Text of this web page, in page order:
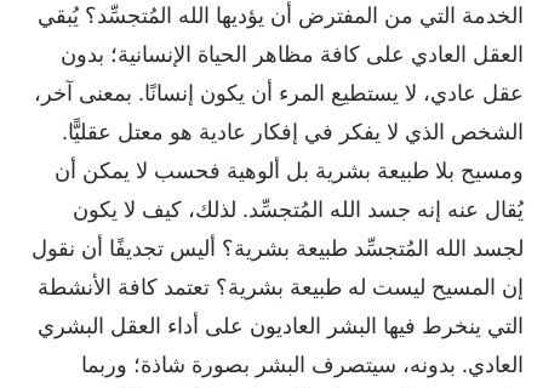
الخدمة التي من المفترض أن يؤديها الله المُتجسِّد؟ يُبقي
العقل العادي على كافة مظاهر الحياة الإنسانية؛ بدون
عقل عادي، لا يستطيع المرء أن يكون إنسانًا. بمعنى آخر،
الشخص الذي لا يفكر في إفكار عادية هو معتل عقليًّا.
ومسيح بلا طبيعة بشرية بل ألوهية فحسب لا يمكن أن
يُقال عنه إنه جسد الله المُتجسِّد. لذلك، كيف لا يكون
لجسد الله المُتجسِّد طبيعة بشرية؟ أليس تجديفًا أن نقول
إن المسيح ليست له طبيعة بشرية؟ تعتمد كافة الأنشطة
التي ينخرط فيها البشر العاديون على أداء العقل البشري
العادي. بدونه، سيتصرف البشر بصورة شاذة؛ وربما